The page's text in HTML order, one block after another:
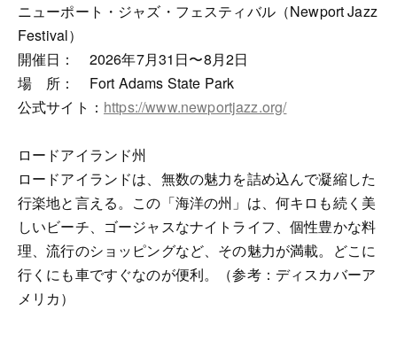
ニューポート・ジャズ・フェスティバル（Newport Jazz
Festival）
開催日： 2026年7月31日〜8月2日
場 所： Fort Adams State Park
公式サイト： https://www.newportjazz.org/
ロードアイランド州
ロードアイランドは、無数の魅力を詰め込んで凝縮した
行楽地と言える。この「海洋の州」は、何キロも続く美
しいビーチ、ゴージャスなナイトライフ、個性豊かな料
理、流行のショッピングなど、その魅力が満載。どこに
行くにも車ですぐなのが便利。（参考：ディスカバーア
メリカ）